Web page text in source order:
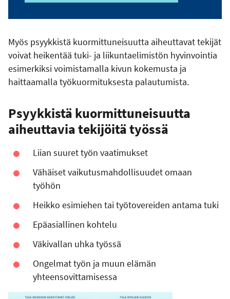
Myös psyykkistä kuormittuneisuutta aiheuttavat tekijät
voivat heikentää tuki- ja liikuntaelimistön hyvinvointia
esimerkiksi voimistamalla kivun kokemusta ja
haittaamalla työkuormituksesta palautumista.
Psyykkistä kuormittuneisuutta
aiheuttavia tekijöitä työssä
Liian suuret työn vaatimukset
Vähäiset vaikutusmahdollisuudet omaan
työhön
Heikko esimiehen tai työtovereiden antama tuki
Epäasiallinen kohtelu
Väkivallan uhka työssä
Ongelmat työn ja muun elämän
yhteensovittamisessa